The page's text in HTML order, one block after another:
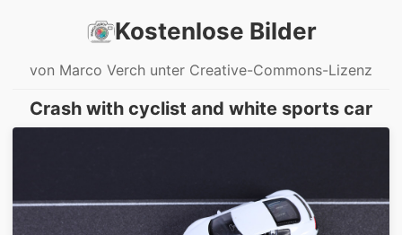
Kostenlose Bilder
von Marco Verch unter Creative-Commons-Lizenz
Crash with cyclist and white sports car